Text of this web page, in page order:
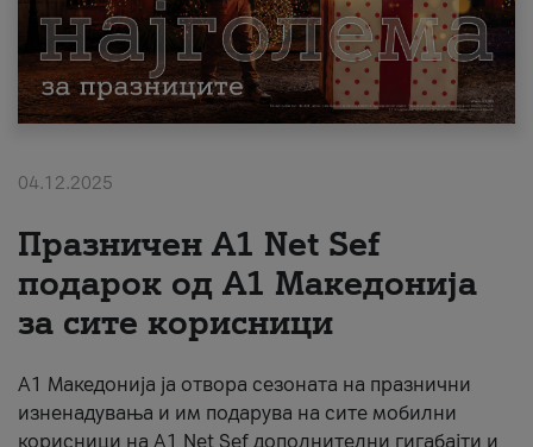
Приватни Деловни
Поддршка
Надополни кредит
За нас
#ПодобарОнлајн
04.12.2025
Празничен A1 Net Sеf
подарок од А1 Македонија
за сите корисници
А1 Македонија ја отвора сезоната на празнични
изненадувања и им подарува на сите мобилни
корисници на A1 Net Sef дополнителни гигабајти и